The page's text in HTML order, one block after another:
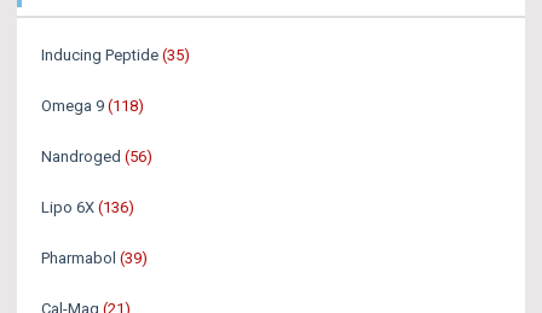
Inducing Peptide (35)
Omega 9 (118)
Nandroged (56)
Lipo 6X (136)
Pharmabol (39)
Cal-Mag (21)